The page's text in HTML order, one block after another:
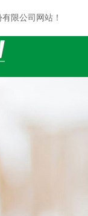
限公司网站！